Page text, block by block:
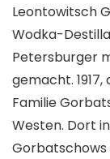
Leontowitsch
Wodka-
Petersburger
gemacht.
Familie
Westen. Dort
Gorbatschows